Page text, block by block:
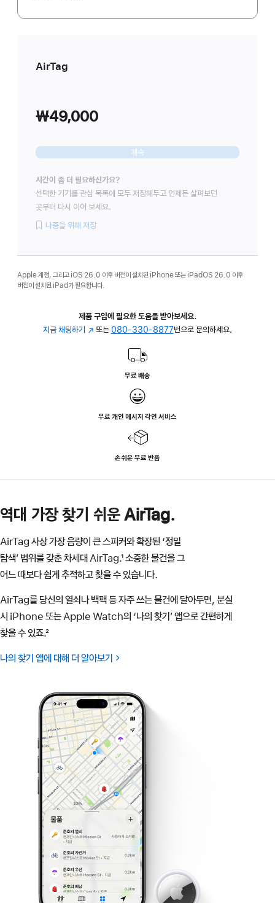
AirTag
₩49,000
계속
시간이 좀 더 필요하신가요?
선택한 기기를 관심 목록에 모두 저장해두고 언제든 살펴보던
곳부터 다시 이어 보세요.
나중을 위해 저장
Apple 계정, 그리고 iOS 26.0 이후 버전이 설치된 iPhone 또는 iPadOS 26.0 이후
버전이 설치된 iPad가 필요합니다.
제품 구입에 필요한 도움을 받아보세요.
지금 채팅하기
(새 또는 080-330-8877번으로 문의하세요.
무료 배송
무료 개인 메시지 각인 서비스
손쉬운 무료 반품
역대 가장 찾기 쉬운 AirTag.
AirTag 사상 가장 음량이 큰 스피커와 확장된 ‘정밀
탐색’ 범위를 갖춘 차세대 AirTag.¹ 소중한 물건을 그
어느 때보다 쉽게 추적하고 찾을 수 있습니다.
AirTag를 당신의 열쇠나 백팩 등 자주 쓰는 물건에 달아두면, 분실
시 iPhone 또는 Apple Watch의 ‘나의 찾기’ 앱으로 간편하게
찾을 수 있죠.²
나의 찾기 앱에 대해 더 알아보기